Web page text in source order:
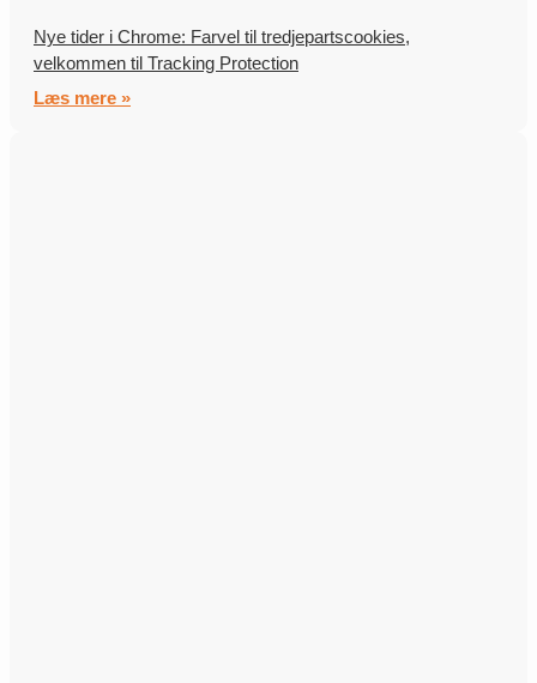
Nye tider i Chrome: Farvel til tredjepartscookies,
velkommen til Tracking Protection
Læs mere »